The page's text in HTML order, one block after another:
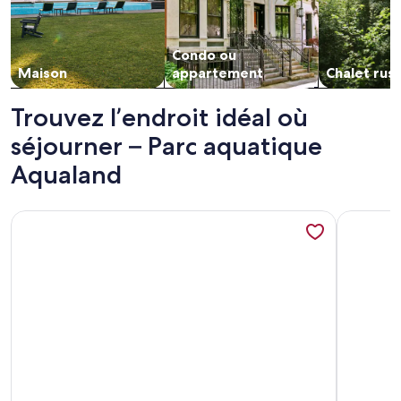
Maison
Condo ou
appartement
Chalet
Trouvez l’endroit idéal où
séjourner – Parc aquatique
Aqualand
Plus de renseignements sur l’hébergement Villa Marazul
Plus de